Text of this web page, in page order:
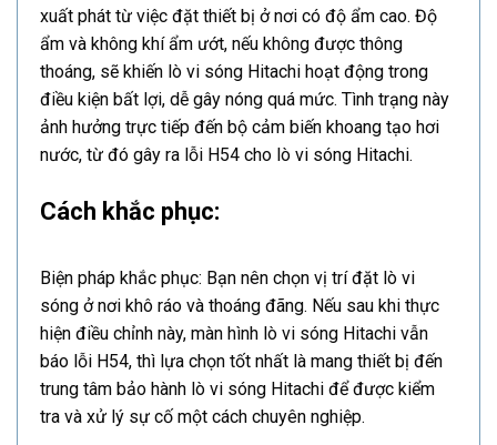
xuất phát từ việc đặt thiết bị ở nơi có độ ẩm cao. Độ
ẩm và không khí ẩm ướt, nếu không được thông
thoáng, sẽ khiến lò vi sóng Hitachi hoạt động trong
điều kiện bất lợi, dễ gây nóng quá mức. Tình trạng này
ảnh hưởng trực tiếp đến bộ cảm biến khoang tạo hơi
nước, từ đó gây ra lỗi H54 cho lò vi sóng Hitachi.
Cách khắc phục:
Biện pháp khắc phục: Bạn nên chọn vị trí đặt lò vi
sóng ở nơi khô ráo và thoáng đãng. Nếu sau khi thực
hiện điều chỉnh này, màn hình lò vi sóng Hitachi vẫn
báo lỗi H54, thì lựa chọn tốt nhất là mang thiết bị đến
trung tâm bảo hành lò vi sóng Hitachi để được kiểm
tra và xử lý sự cố một cách chuyên nghiệp.